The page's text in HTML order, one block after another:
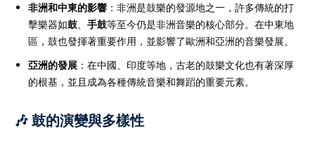
非洲和中東的影響 ：非洲是鼓樂的發源地之一，許多傳統的打
擊樂器如鼓、 手鼓等至今仍是非洲音樂的核心部分。在中東地
區，鼓也發揮著重要作用，並影響了歐洲和亞洲的音樂發展。
亞洲的發展 ：在中國、印度等地，古老的鼓樂文化也有著深厚
的根基，並且成為各種傳統音樂和舞蹈的重要元素。
🎶 鼓的演變與多樣性